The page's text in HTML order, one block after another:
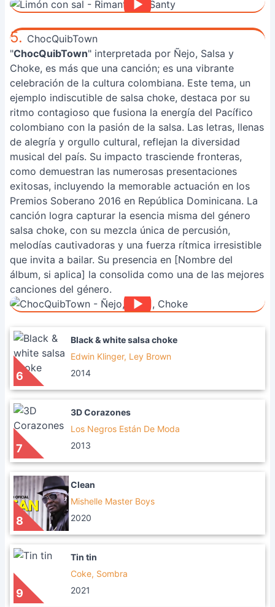
5. ChocQuibTown
"ChocQuibTown" interpretada por Ñejo, Salsa y
Choke, es más que una canción; es una vibrante
celebración de la cultura colombiana. Este tema, un
ejemplo indiscutible de salsa choke, destaca por su
ritmo contagioso que fusiona la energía del Pacífico
colombiano con la pasión de la salsa. Las letras, llenas
de alegría y orgullo cultural, reflejan la diversidad
musical del país. Su impacto trasciende fronteras,
como demuestran las numerosas presentaciones
exitosas, incluyendo la memorable actuación en los
Premios Soberano 2016 en República Dominicana. La
canción logra capturar la esencia misma del género
salsa choke, con su mezcla única de percusión,
melodías cautivadoras y una fuerza rítmica irresistible
que invita a bailar. Su presencia en [Nombre del
álbum, si aplica] la consolida como una de las mejores
canciones del género.
6
Black & white salsa choke
Edwin Klinger, Ley Brown
2014
7
3D Corazones
Los Negros Están De Moda
2013
8
Clean
Mishelle Master Boys
2020
9
Tin tin
Coke, Sombra
2021